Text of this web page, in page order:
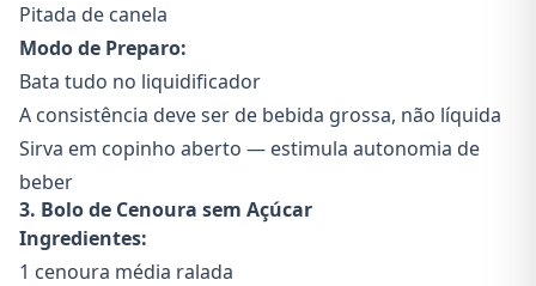
Pitada de canela
Modo de Preparo:
Bata tudo no liquidificador
A consistência deve ser de bebida grossa, não líquida
Sirva em copinho aberto — estimula autonomia de
beber
3. Bolo de Cenoura sem Açúcar
Ingredientes:
1 cenoura média ralada